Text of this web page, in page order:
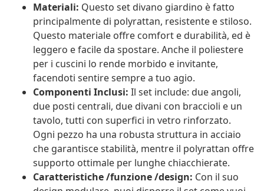
Materiali: Questo set divano giardino è fatto
principalmente di polyrattan, resistente e stiloso.
Questo materiale offre comfort e durabilità, ed è
leggero e facile da spostare. Anche il poliestere
per i cuscini lo rende morbido e invitante,
facendoti sentire sempre a tuo agio.
Componenti Inclusi: Il set include: due angoli,
due posti centrali, due divani con braccioli e un
tavolo, tutti con superfici in vetro rinforzato.
Ogni pezzo ha una robusta struttura in acciaio
che garantisce stabilità, mentre il polyrattan offre
supporto ottimale per lunghe chiacchierate.
Caratteristiche /funzione /design: Con il suo